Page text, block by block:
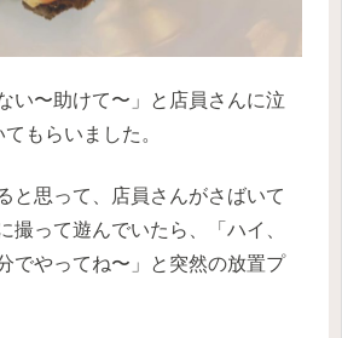
い〜助けて〜」と店員さんに泣
もらいました。
と思って、店員さんがさばいて
撮って遊んでいたら、「ハイ、
でやってね〜」と突然の放置プ